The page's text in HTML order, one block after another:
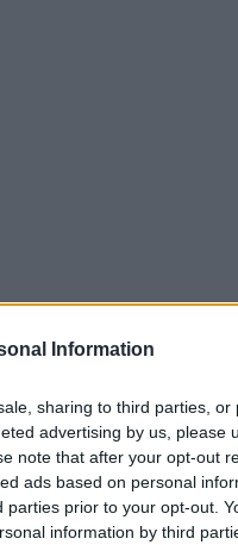
Information
sharing to third parties,
advertising by us, please
note that after your opt-out
ads based on personal
parties prior to your opt-out.
information by third